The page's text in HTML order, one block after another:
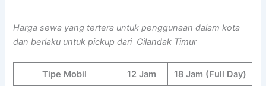
Harga sewa yang tertera untuk penggunaan dalam kota
dan berlaku untuk pickup dari Cilandak Timur
Tipe Mobil 12 Jam 18 Jam (Full Day)